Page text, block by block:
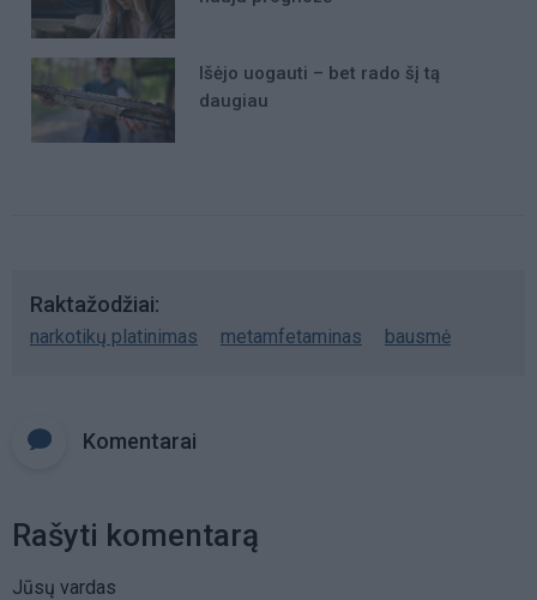
Išėjo uogauti – bet rado šį tą
daugiau
Raktažodžiai
narkotikų platinimas metamfetaminas bausmė
Komentarai
Rašyti komentarą
Jūsų vardas